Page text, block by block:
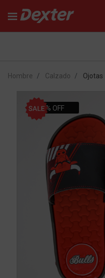
Hombre Calzado Ojotas
22% OFF